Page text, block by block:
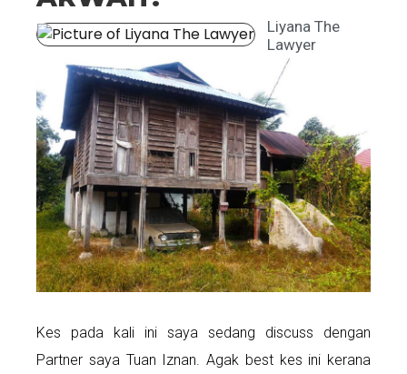
Liyana The
Lawyer
Kes pada kali ini saya sedang discuss dengan
Partner saya Tuan Iznan. Agak best kes ini kerana